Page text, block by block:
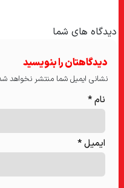
دیدگاه های شما
دیدگاهتان را بنویسید
نشانی ایمیل شما منتشر نخواهد شد.
نام*
ایمیل*